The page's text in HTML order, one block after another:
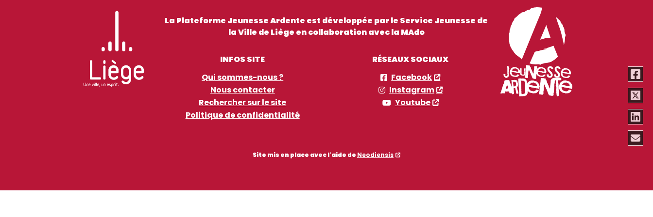
La Plateforme Jeunesse Ardente est développée par le Service Jeunesse de
la Ville de Liège en collaboration avec la MAdo
INFOS SITE
Qui sommes-nous ?
Nous contacter
Rechercher sur le site
Politique de confidentialité
RÉSEAUX SOCIAUX
Facebook
Instagram
Youtube
Site mis en place avec l'aide de Neodiensis